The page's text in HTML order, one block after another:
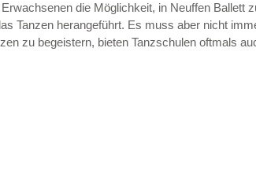
— ÖFFNUNGSZEITEN
die Möglichkeit, in Neuffen Ballett
Tanzen herangeführt. Es muss aber nicht
zu begeistern, bieten Tanzschulen oftmals